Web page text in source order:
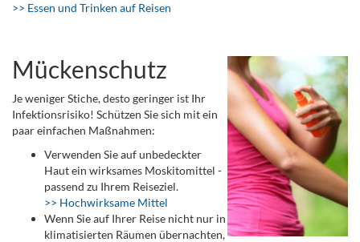
>> Essen und Trinken auf Reisen
Mückenschutz
Je weniger Stiche, desto geringer ist Ihr
Infektionsrisiko! Schützen Sie sich mit ein
paar einfachen Maßnahmen:
Verwenden Sie auf unbedeckter
Haut ein wirksames Moskitomittel -
passend zu Ihrem Reiseziel.
>> Hochwirksame Mittel
Wenn Sie auf Ihrer Reise nicht nur in
klimatisierten Räumen übernachten,